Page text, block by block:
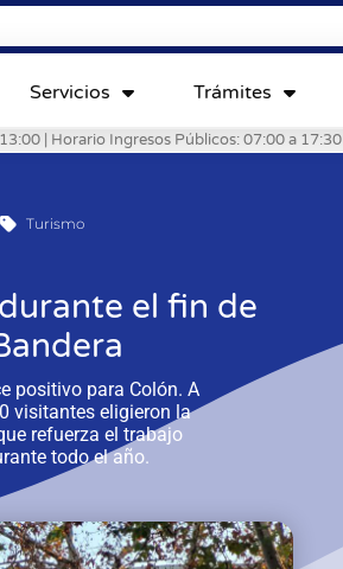
Servicios Trámites
| Horario Ingresos Públicos: 07:00 a 17:30
Turismo
el fin de
positivo para Colón. A
visitantes eligieron la
refuerza el trabajo
todo el año.